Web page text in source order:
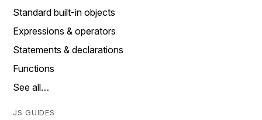
Standard built-in objects
Expressions & operators
Statements & declarations
Functions
See all…
JS GUIDES